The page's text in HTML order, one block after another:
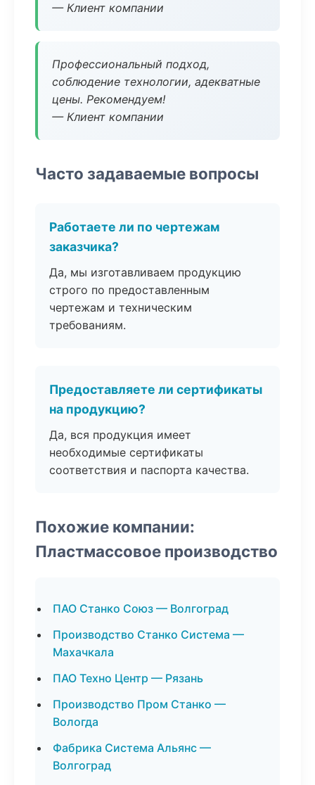
— Клиент компании
Профессиональный подход,
соблюдение технологии, адекватные
цены. Рекомендуем!
— Клиент компании
Часто задаваемые вопросы
Работаете ли по чертежам
заказчика?
Да, мы изготавливаем продукцию
строго по предоставленным
чертежам и техническим
требованиям.
Предоставляете ли сертификаты
на продукцию?
Да, вся продукция имеет
необходимые сертификаты
соответствия и паспорта качества.
Похожие компании:
Пластмассовое производство
ПАО Станко Союз — Волгоград
Производство Станко Система —
Махачкала
ПАО Техно Центр — Рязань
Производство Пром Станко —
Вологда
Фабрика Система Альянс —
Волгоград